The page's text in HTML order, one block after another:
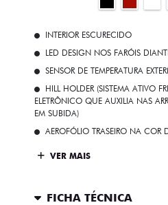
INTERIOR ESCURECIDO
LED DESIGN NOS FARÓIS
SENSOR DE TEMPERATURA
HILL HOLDER (SISTEMA ATIVO
ELETRÔNICO QUE AUXILIA NAS
EM SUBIDA)
AEROFÓLIO TRASEIRO NA COR
VER MAIS
FICHA TÉCNICA